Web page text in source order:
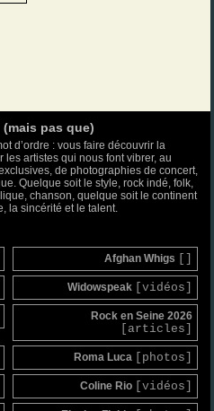
pas que)
d’ordre : vous faire découvrir la
artistes qui nous font vibrer, au
de photographies de concert,
Quelque soit le style, rock indé, folk,
chanson, quelque soit le continent
la sincérité et le talent.
Afghan Whigs
Widowspeak [vidéos]
Rock en Seine 2026
[articles]
Roma Luca [photos]
Coline Rio [vidéos]